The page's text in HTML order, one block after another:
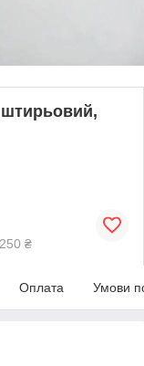
штирьовий,
₴
Оплата Умови